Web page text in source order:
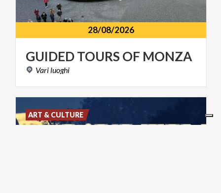
28/08/2026
GUIDEDTOURS OF MONZA
Vari luoghi
ART & CULTURE